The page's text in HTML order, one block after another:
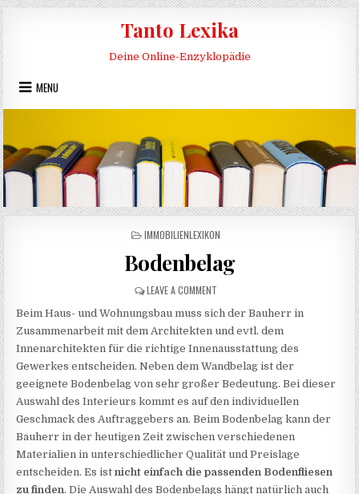
Skip to content
Tanto Lexika
Deine Online-Enzyklopädie
MENU
POSTED IN
IMMOBILIENLEXIKON
Bodenbelag
LEAVE A COMMENTON BODENBELAG
Beim Haus- und Wohnungsbau muss sich der Bauherr in
Zusammenarbeit mit dem Architekten und evtl. dem
Innenarchitekten für die richtige Innenausstattung des
Gewerkes entscheiden. Neben dem Wandbelag ist der
geeignete Bodenbelag von sehr großer Bedeutung. Bei dieser
Auswahl des Interieurs kommt es auf den individuellen
Geschmack des Auftraggebers an. Beim Bodenbelag kann der
Bauherr in der heutigen Zeit zwischen verschiedenen
Materialien in unterschiedlicher Qualität und Preislage
entscheiden. Es istnicht einfach die passenden Bodenfliesen
zu finden. Die Auswahl des Bodenbelags hängt natürlich auch